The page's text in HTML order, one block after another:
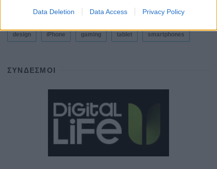
Data Deletion Data Access Privacy Policy
huawei Camera xiaomi wearables
design iPhone gaming tablet smartphones
ΣΎΝΔΕΣΜΟΙ